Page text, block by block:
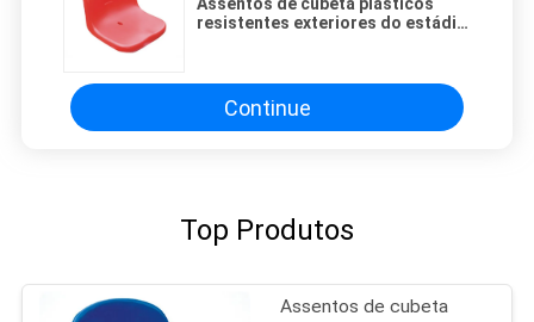
Assentos de cubeta plásticos
resistentes exteriores do estádio
Continue
Top Produtos
Assentos de cubeta